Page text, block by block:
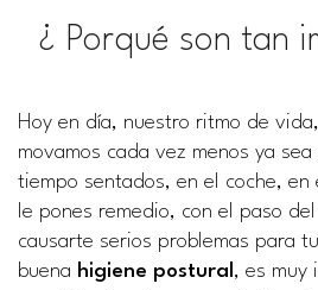
¿ Porqué son tan
Hoy en día, nuestro ritmo de
movamos cada vez menos ya
tiempo sentados, en el coche,
le pones remedio, con el paso
causarte serios problemas para
buena higiene postural , es muy